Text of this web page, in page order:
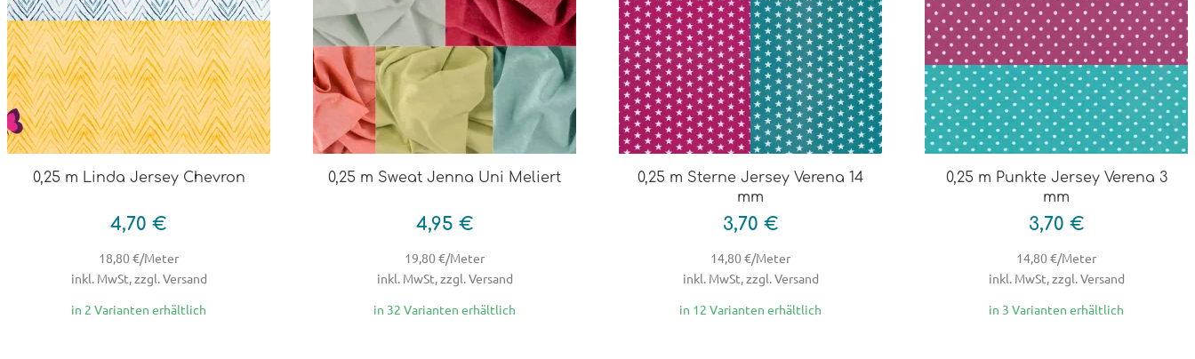
0,25 m Linda Jersey Chevron
4,70 €
18,80 €/Meter
inkl. MwSt, zzgl. Versand
in 2 Varianten erhältlich
0,25 m Sweat Jenna Uni Meliert
4,95 €
19,80 €/Meter
inkl. MwSt, zzgl. Versand
in 32 Varianten erhältlich
0,25 m Sterne Jersey Verena 14
mm
3,70 €
14,80 €/Meter
inkl. MwSt, zzgl. Versand
in 12 Varianten erhältlich
0,25 m Punkte Jersey Verena 3
mm
3,70 €
14,80 €/Meter
inkl. MwSt, zzgl. Versand
in 3 Varianten erhältlich